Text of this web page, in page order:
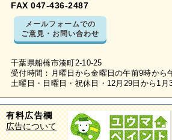
FAX 047-436-2487
メールフォームでの
ご意見・お問い合わせ
千葉県船橋市湊町2-10-25
受付時間：月曜日から金曜日の午前9時か
土曜日・日曜日・祝休日・12月29日から1月
有料広告欄
広告について